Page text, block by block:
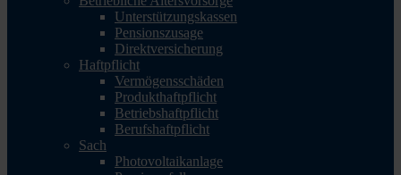
Unterstützungskassen
Pensionszusage
Direktversicherung
Haftpflicht
Vermögensschäden
Produkthaftpflicht
Betriebshaftpflicht
Berufshaftpflicht
Sach
Photovoltaikanlage